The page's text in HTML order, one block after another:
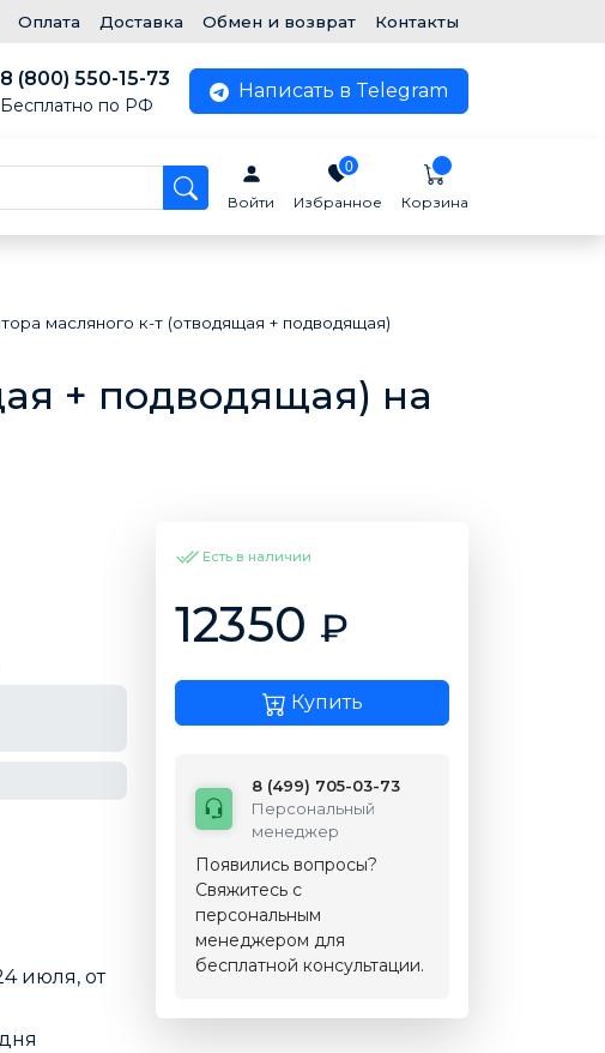
Оплата Доставка Обмен и возврат Контакты
8 (800) 550-15-73
Бесплатно по РФ
Написать в Telegram
Войти Избранное
0
Корзина
масляного к-т (отводящая + подводящая)
+ подводящая) на
июля, от
Есть в наличии
12350 ₽
Купить
8 (499) 705-03-73
Персональный
менеджер
Появились вопросы?
Свяжитесь с
персональным
менеджером для
бесплатной консультации.